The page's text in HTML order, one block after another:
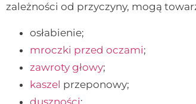
zależności od przyczyny, mogą
osłabienie;
mroczki przed oczami;
zawroty głowy;
kaszel przeponowy;
duszności;